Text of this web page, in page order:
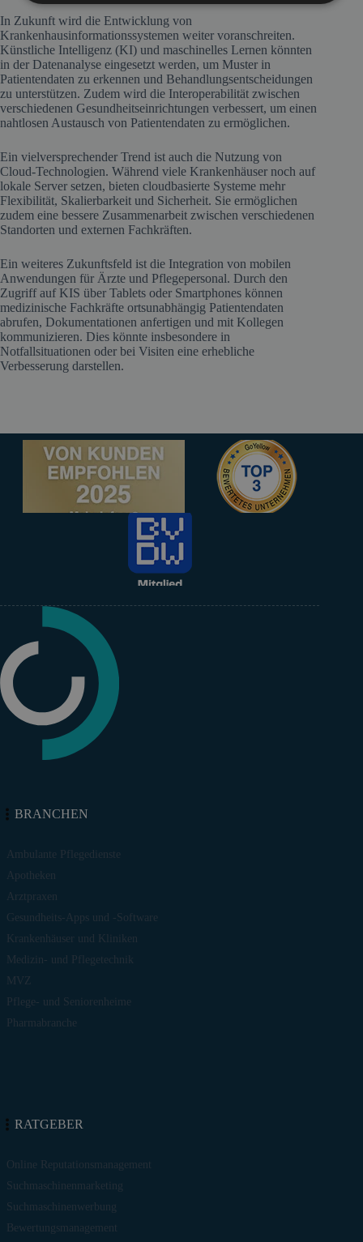
In Zukunft wird die Entwicklung von
Krankenhausinformationssystemen weiter voranschreiten.
Künstliche Intelligenz (KI) und maschinelles Lernen könnten
in der Datenanalyse eingesetzt werden, um Muster in
Patientendaten zu erkennen und Behandlungsentscheidungen
zu unterstützen. Zudem wird die Interoperabilität zwischen
verschiedenen Gesundheitseinrichtungen verbessert, um einen
nahtlosen Austausch von Patientendaten zu ermöglichen.
Ein vielversprechender Trend ist auch die Nutzung von
Cloud-Technologien. Während viele Krankenhäuser noch auf
lokale Server setzen, bieten cloudbasierte Systeme mehr
Flexibilität, Skalierbarkeit und Sicherheit. Sie ermöglichen
zudem eine bessere Zusammenarbeit zwischen verschiedenen
Standorten und externen Fachkräften.
Ein weiteres Zukunftsfeld ist die Integration von mobilen
Anwendungen für Ärzte und Pflegepersonal. Durch den
Zugriff auf KIS über Tablets oder Smartphones können
medizinische Fachkräfte ortsunabhängig Patientendaten
abrufen, Dokumentationen anfertigen und mit Kollegen
kommunizieren. Dies könnte insbesondere in
Notfallsituationen oder bei Visiten eine erhebliche
Verbesserung darstellen.
BRANCHEN
Ambulante Pflegedienste
Apotheken
Arztpraxen
Gesundheits-Apps und -Software
Krankenhäuser und Kliniken
Medizin- und Pflegetechnik
MVZ
Pflege- und Seniorenheime
Pharmabranche
RATGEBER
Online Reputationsmanagement
Suchmaschinenmarketing
Suchmaschinenwerbung
Bewertungsmanagement